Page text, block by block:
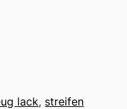
lack, streifen